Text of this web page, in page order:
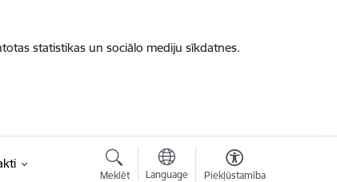
statistikas un sociālo mediju sīkdatnes.
Meklēt Language Piekļūstamība